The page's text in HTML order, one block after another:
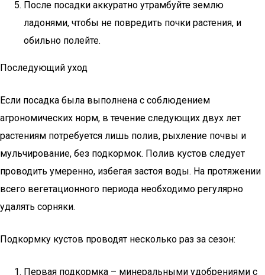
После посадки аккуратно утрамбуйте землю
ладонями, чтобы не повредить почки растения, и
обильно полейте.
Последующий уход
Если посадка была выполнена с соблюдением
агрономических норм, в течение следующих двух лет
растениям потребуется лишь полив, рыхление почвы и
мульчирование, без подкормок. Полив кустов следует
проводить умеренно, избегая застоя воды. На протяжении
всего вегетационного периода необходимо регулярно
удалять сорняки.
Подкормку кустов проводят несколько раз за сезон:
Первая подкормка – минеральными удобрениями с